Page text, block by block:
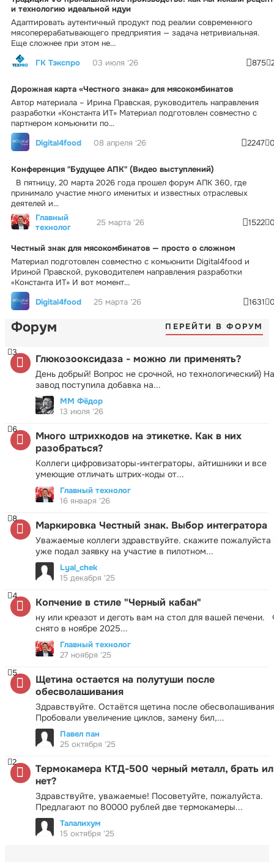
и технологию идеальной ндуи
Адаптировать аутентичный продукт под реалии современного
мясоперерабатывающего предприятия — задача нетривиальная.
Еще сложнее при этом не...
ГК Тэкспро
03 июля '26 875
Дорожная карта «Честного знака» для мясокомбинатов
Автор материала – Ирина Правская, руководитель направления
разработки «Константа ИТ» Материал подготовлен совместно с
партнером комьюнити по...
Digital4food
08 апреля '26 2247
Конференция "Будущее АПК" (Видео выступлений)
В пятницу, 20 марта 2026 года прошел форум АПК 360, где
принимало участие много именитых и известных отраслевых
деятелей и...
Главный
технолог
25 марта '26 1522
Честный знак для мясокомбинатов — просто о сложном
Материал подготовлен совместно с комьюнити Digital4food и
Ириной Правской, руководителем направления разработки
«Константа ИТ» И вот момент...
Digital4food
25 марта '26 1631
Форум ПЕРЕЙТИ В ФОРУМ
Глюкозооксидаза - можно ли применять?
День добрый! Вопрос не срочной, но технологический) На
завод поступила добавка на...
3
ММ Фёдор
13 июля '26
Много штрихкодов на этикетке. Как в них
разобраться?
Коллеги цифровизаторы-интеграторы, айтишники и все
умеющие отличать штрих-коды от...
6
Главный технолог
16 января '26
Маркировка Честный знак. Выбор интегратора
Уважаемые коллеги здравствуйте. скажите пожалуйста
уже подал заявку на участие в пилотном...
8
Lyal_chek
15 декабря '25
Копчение в стиле "Черный кабан"
ну или креазот и деготь вам на стол для вашей печени.
снято в ноябре 2025...
4
Главный технолог
27 ноября '25
Щетина остается на полутуши после
обесволашивания
Здравствуйте. Остаётся щетина после
Пробовали увеличение циклов, замену бил,...
5
Павел пан
25 октября '25
Термокамера КТД-500 черный металл, брать
нет?
Здравствуйте, уважаемые! Посоветуйте, пожалуйста.
Предлагают по 80000 рублей две термокамеры...
2
Талалихум
15 октября '25